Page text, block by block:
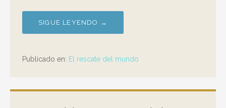
SIGUE LEYENDO →
Publicado en: El rescate del mundo